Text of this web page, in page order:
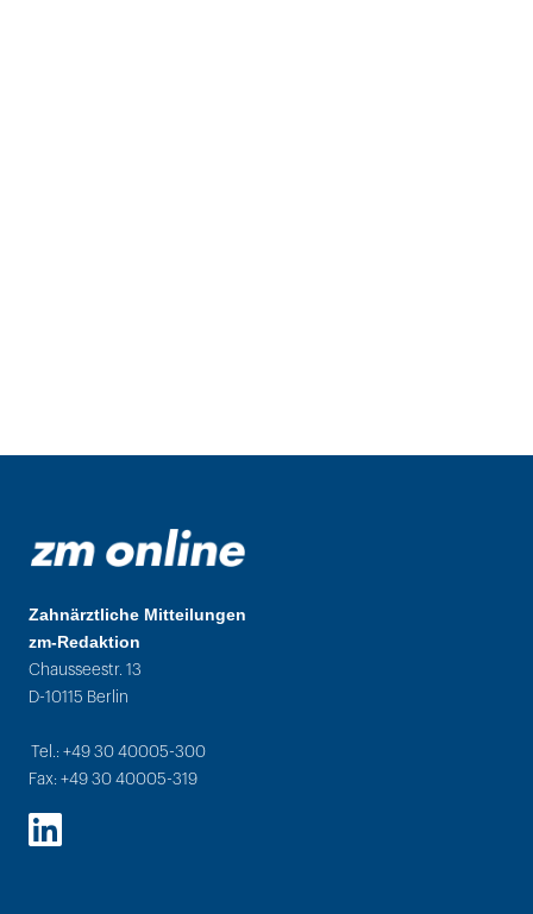
Zahnärztliche Mitteilungen
zm-Redaktion
Chausseestr. 13
D-10115 Berlin
Tel.: +49 30 40005-300
Fax: +49 30 40005-319
LinkedIn